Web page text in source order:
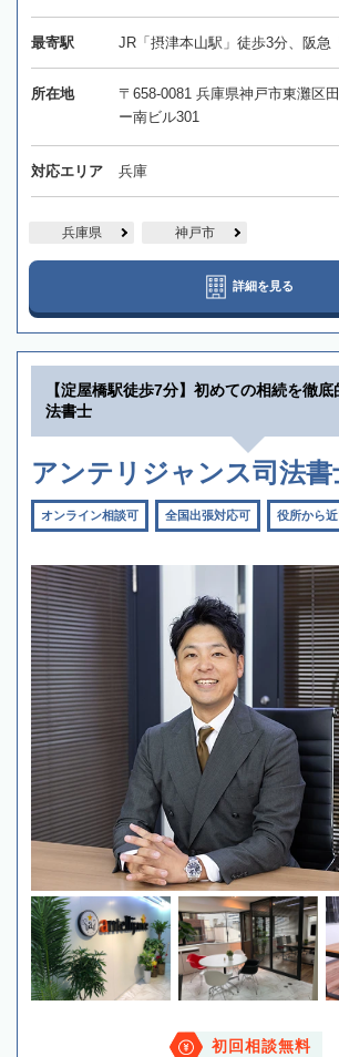
最寄駅 JR「摂津本山駅」徒歩3分、阪急
所在地
〒658-0081 兵庫県神戸市東灘区
ー南ビル301
対応エリア 兵庫
兵庫県 神戸市
詳細を見る
【淀屋橋駅徒歩7分】初めての相続を徹底
法書士
アンテリジャンス司法書
オンライン相談可 全国出張対応可 役所から
初回相談無料